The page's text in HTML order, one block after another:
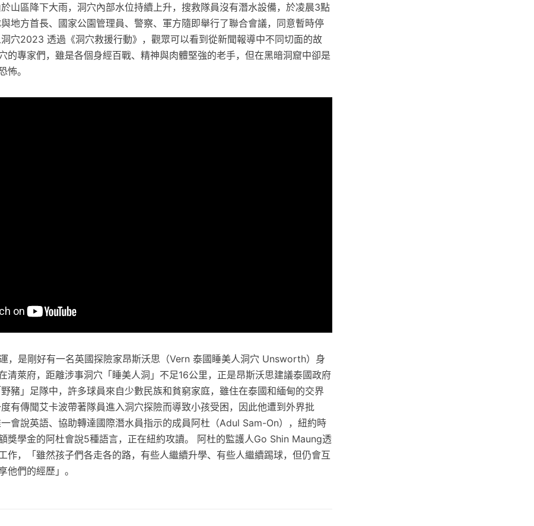
山區降下大雨，洞穴內部水位持續上升，搜救隊員沒有潛水設備，於凌晨3點
地方首長、國家公園管理員、警察、軍方隨即舉行了聯合會議，同意暫時停
穴2023 透過《洞穴救援行動》，觀眾可以看到從新聞報導中不同切面的故
的專家們，雖是各個身經百戰、精神與肉體堅強的老手，但在黑暗洞窟中卻是
怖。
，是剛好有一名英國探險家昂斯沃思（Vern 泰國睡美人洞穴 Unsworth）身
清萊府，距離涉事洞穴「睡美人洞」不足16公里，正是昂斯沃思建議泰國政府
豬」足隊中，許多球員來自少數民族和貧窮家庭，雖住在泰國和緬甸的交界
有傳聞艾卡波帶著隊員進入洞穴探險而導致小孩受困，因此他遭到外界批
會說英語、協助轉達國際潛水員指示的成員阿杜（Adul Sam-On），紐約時
獎學金的阿杜會說5種語言，正在紐約攻讀。 阿杜的監護人Go Shin Maung透
作，「雖然孩子們各走各的路，有些人繼續升學、有些人繼續踢球，但仍會互
他們的經歷」。